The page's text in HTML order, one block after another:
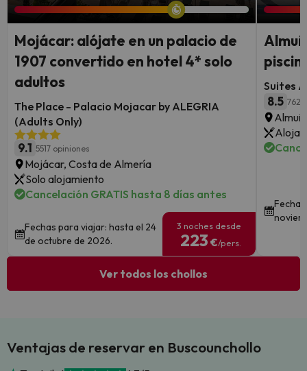
Mojácar: alójate en un palacio de
1907 convertido en hotel 4* solo
adultos
The Place - Palacio Mojacar by ALEGRIA
(Adults Only)
9.1 5517 opiniones
Mojácar, Costa de Almería
Solo alojamiento
Cancelación GRATIS hasta 8 días antes
Fechas para viajar: hasta el 24
de octubre de 2026.
3 noches desde
223 €/pers.
Suites
8.5 762
Ver todos los chollos
Ventajas de reservar en Buscounchollo